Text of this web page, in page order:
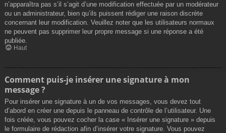
n’apparaîtra pas s’il s’agit d’une modification effectuée par un modérateur
ou un administrateur, bien qu’ils puissent rédiger une raison discrète
concernant leur modification. Veuillez noter que les utilisateurs normaux
ne peuvent pas supprimer leur propre message si une réponse a été
publiée.
Haut
Comment puis-je insérer une signature à mon
message ?
Pour insérer une signature à un de vos messages, vous devez tout
d’abord en créer une depuis le panneau de contrôle de l’utilisateur. Une
fois créée, vous pouvez cocher la case « Insérer une signature » depuis
le formulaire de rédaction afin d’insérer votre signature. Vous pouvez